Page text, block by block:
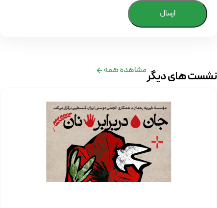
ارسال
نشست های دیگرمشاهده همه